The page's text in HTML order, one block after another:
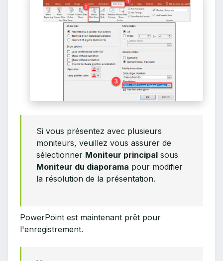
Si vous présentez avec plusieurs
moniteurs, veuillez vous assurer de
sélectionner Moniteur principal sous
Moniteur du diaporama pour modifier
la résolution de la présentation.
PowerPoint est maintenant prêt pour
l'enregistrement.